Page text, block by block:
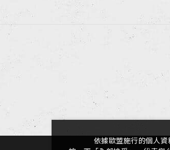
依據歐盟施行的個人